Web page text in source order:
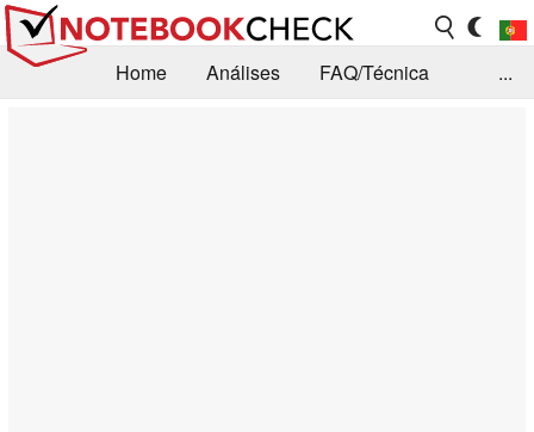
Home Análises
FAQ/Técnica
...